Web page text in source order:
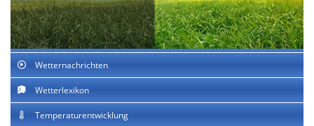
Wetternachrichten
Wetterlexikon
Temperaturentwicklung